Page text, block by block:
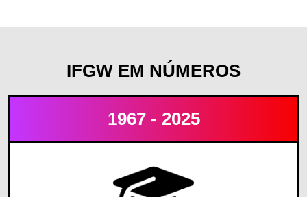
IFGW EM NÚMEROS
1967 - 2025